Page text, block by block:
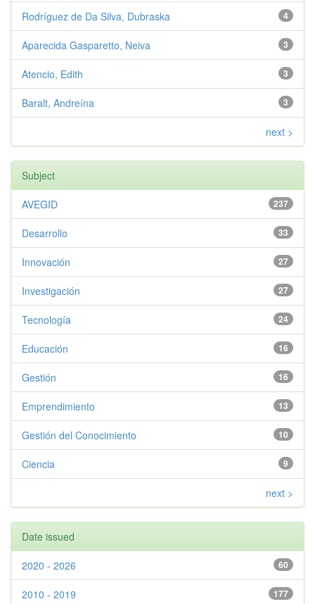
4
Rodríguez de Da Silva, Dubraska
3
Aparecida Gasparetto, Neiva
3
Atencio, Edith
3
Baralt, Andreína
next >
Subject
237
AVEGID
33
Desarrollo
27
Innovación
27
Investigación
24
Tecnología
16
Educación
16
Gestión
13
Emprendimiento
10
Gestión del Conocimiento
9
Ciencia
next >
Date issued
60
2020 - 2026
177
2010 - 2019